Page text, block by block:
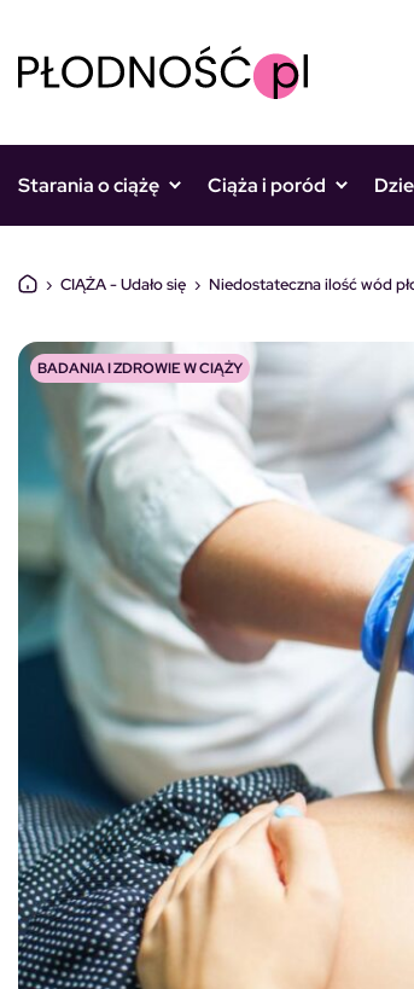
Starania o ciążę Ciąża i poród
› CIĄŻA - Udało się › Niedostateczna ilość wód
BADANIA I ZDROWIE W CIĄŻY